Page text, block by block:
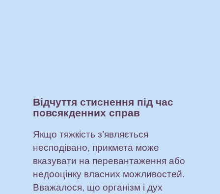
Відчуття стиснення під час
повсякденних справ
Якщо тяжкість з’являється
несподівано, прикмета може
вказувати на перевантаження або
недооцінку власних можливостей.
Вважалося, що організм і дух